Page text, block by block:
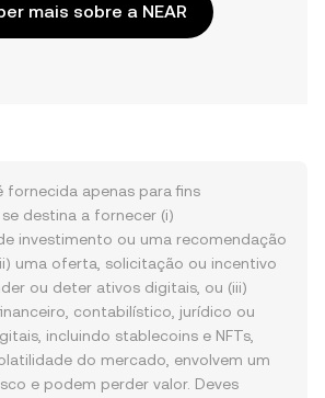
mais sobre a NEAR
fornecida apenas para fins
destina a fornecer (i)
investimento ou uma recomendação
uma oferta, solicitação ou incentivo
ou deter ativos digitais, ou (iii)
contabilístico, jurídico ou
incluindo stablecoins e NFTs,
do mercado, envolvem um
e podem perder valor. Deves